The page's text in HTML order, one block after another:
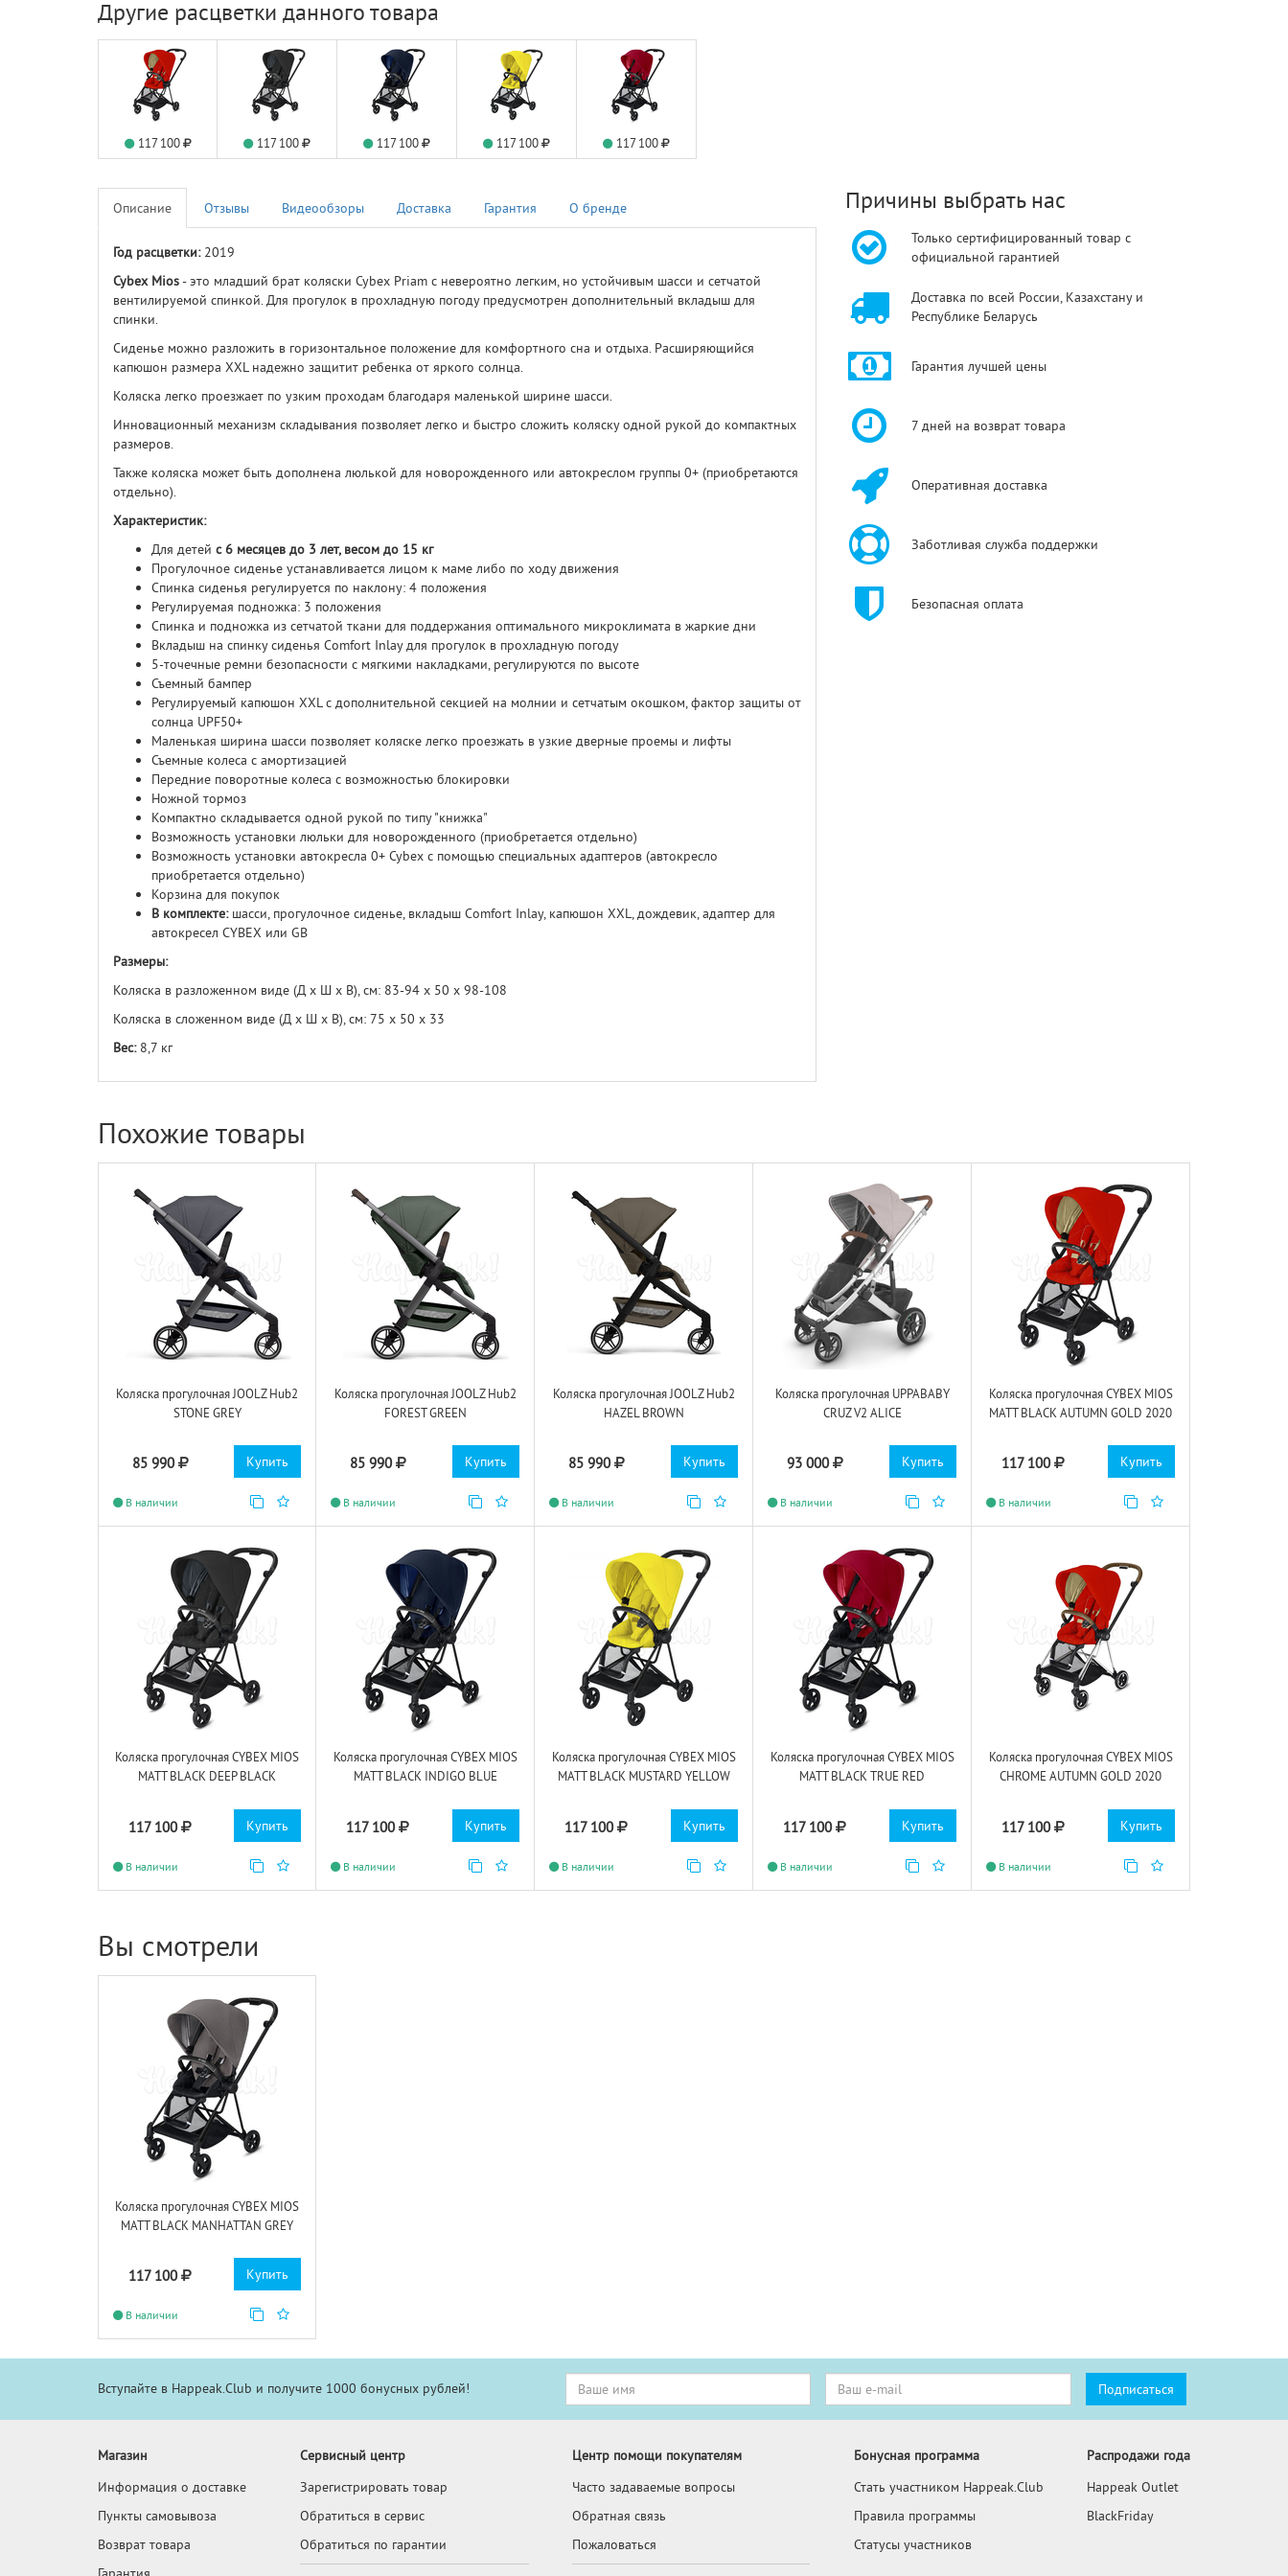
Другие расцветки данного товара
117 100 117 100 117 100 117 100 117 100
Описание Отзывы Видеообзоры Доставка Гарантия О бренде
Год расцветки: 2019
Cybex Mios- это младший брат коляски Cybex Priam с невероятно легким, но устойчивым шасси и сетчатой
вентилируемой спинкой. Для прогулок в прохладную погоду предусмотрен дополнительный вкладыш для
спинки.
Сиденье можно разложить в горизонтальное положение для комфортного сна и отдыха. Расширяющийся
капюшон размера XXL надежно защитит ребенка от яркого солнца.
Коляска легко проезжает по узким проходам благодаря маленькой ширине шасси.
Инновационный механизм складывания позволяет легко и быстро сложить коляску одной рукой до компактных
размеров.
Также коляска может быть дополнена люлькой для новорожденного или автокреслом группы 0+ (приобретаются
отдельно).
Характеристик:
Для детей с 6 месяцев до 3 лет, весом до 15 кг
Прогулочное сиденье устанавливается лицом к маме либо по ходу движения
Спинка сиденья регулируется по наклону: 4 положения
Регулируемая подножка: 3 положения
Спинка и подножка из сетчатой ткани для поддержания оптимального микроклимата в жаркие дни
Вкладыш на спинку сиденья Comfort Inlay для прогулок в прохладную погоду
5-точечные ремни безопасности с мягкими накладками, регулируются по высоте
Съемный бампер
Регулируемый капюшон XXL с дополнительной секцией на молнии и сетчатым окошком, фактор защиты от
солнца UPF50+
Маленькая ширина шасси позволяет коляске легко проезжать в узкие дверные проемы и лифты
Съемные колеса с амортизацией
Передние поворотные колеса с возможностью блокировки
Ножной тормоз
Компактно складывается одной рукой по типу "книжка"
Возможность установки люльки для новорожденного (приобретается отдельно)
Возможность установки автокресла 0+ Cybex с помощью специальных адаптеров (автокресло
приобретается отдельно)
Корзина для покупок
В комплекте: шасси, прогулочное сиденье, вкладыш Comfort Inlay, капюшон XXL, дождевик, адаптер для
автокресел CYBEX или GB
Размеры:
Коляска в разложенном виде (Д х Ш х В), см: 83-94 х 50 х 98-108
Коляска в сложенном виде (Д х Ш х В), см: 75 х 50 х 33
Вес:8,7 кг
Причины выбрать нас
Только сертифицированный товар с
официальной гарантией
Доставка по всей России, Казахстану и
Республике Беларусь
Гарантия лучшей цены
7 дней на возврат товара
Оперативная доставка
Заботливая служба поддержки
Безопасная оплата
Похожие товары
Коляска прогулочная JOOLZ Hub2
STONE GREY
85 990
В наличии
Купить
Коляска прогулочная JOOLZ Hub2
FOREST GREEN
85 990
В наличии
Купить
Коляска прогулочная JOOLZ Hub2
HAZEL BROWN
85 990
В наличии
Купить
Коляска прогулочная UPPABABY
CRUZ V2 ALICE
93 000
В наличии
Купить
Коляска прогулочная CYBEX MIOS
MATT BLACK AUTUMN GOLD 2020
117 100
В наличии
Купить
Коляска прогулочная CYBEX MIOS
MATT BLACK DEEP BLACK
117 100
В наличии
Купить
Коляска прогулочная CYBEX MIOS
MATT BLACK INDIGO BLUE
117 100
В наличии
Купить
Коляска прогулочная CYBEX MIOS
MATT BLACK MUSTARD YELLOW
117 100
В наличии
Купить
Коляска прогулочная CYBEX MIOS
MATT BLACK TRUE RED
117 100
В наличии
Купить
Коляска прогулочная CYBEX MIOS
CHROME AUTUMN GOLD 2020
117 100
В наличии
Купить
Вы смотрели
Коляска прогулочная CYBEX MIOS
MATT BLACK MANHATTAN GREY
117 100
В наличии
Купить
Вступайте в Happeak.Club и получите 1000 бонусных рублей!
Магазин
Информация о доставке
Пункты самовывоза
Возврат товара
Сервисный центр
Зарегистрировать товар
Обратиться в сервис
Обратиться по гарантии
Центр помощи покупателям
Часто задаваемые вопросы
Обратная связь
Пожаловаться
Бонусная программа
Стать участником Happeak.Club
Правила программы
Статусы участников
Распродажи года
Happeak Outlet
BlackFriday